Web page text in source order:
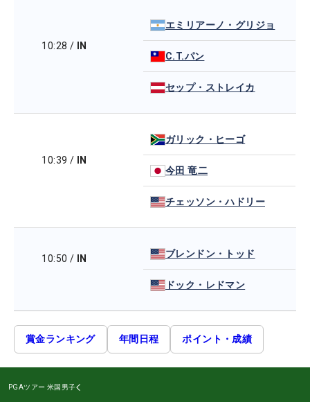
10:28 / IN
エミリアーノ・グリジョ
C.T.パン
セップ・ストレイカ
10:39 / IN
ガリック・ヒーゴ
今田 竜二
チェッソン・ハドリー
10:50 / IN ブレンドン・トッド
ドック・レドマン
賞金ランキング 年間日程 ポイント・成績
PGAツアー 米国男子